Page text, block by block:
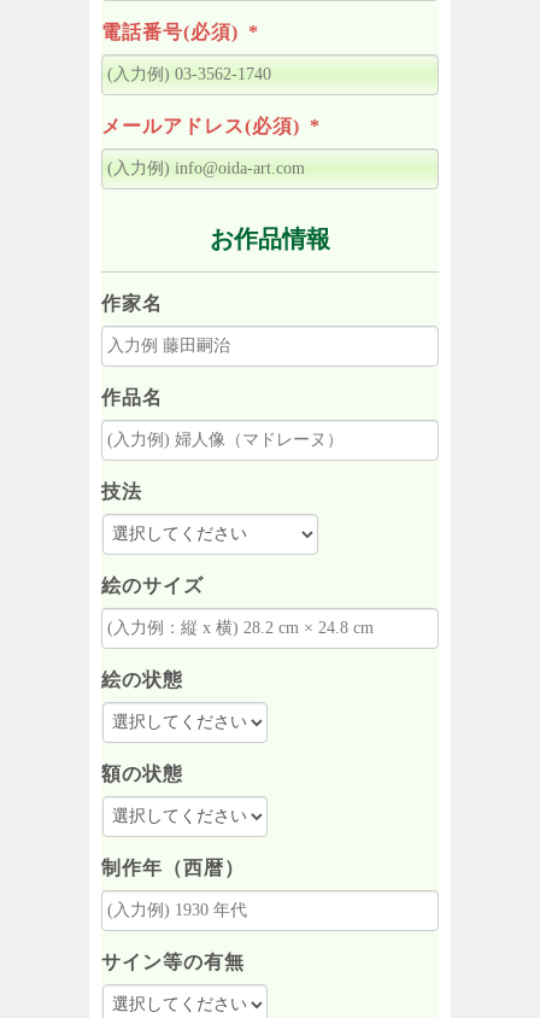
電話番号(必須) *
メールアドレス(必須) *
お作品情報
作家名
作品名
技法
絵のサイズ
絵の状態
額の状態
制作年（西暦）
サイン等の有無